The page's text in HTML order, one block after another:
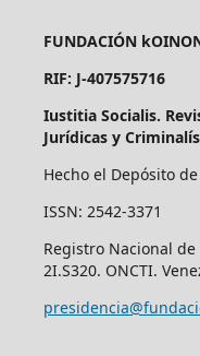
FUNDACIÓN
RIF: J-407575716
Iustitia Socialis.
Jurídicas y
Hecho el Depósito
ISSN: 2542-3371
Registro Nacional
2I.S320. ONCTI.